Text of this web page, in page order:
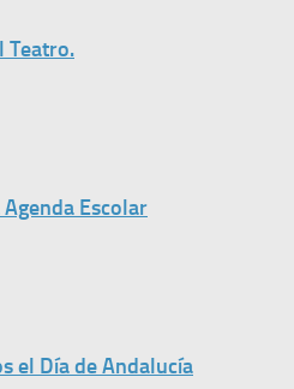
Teatro.
Escolar
el Día de Andalucía